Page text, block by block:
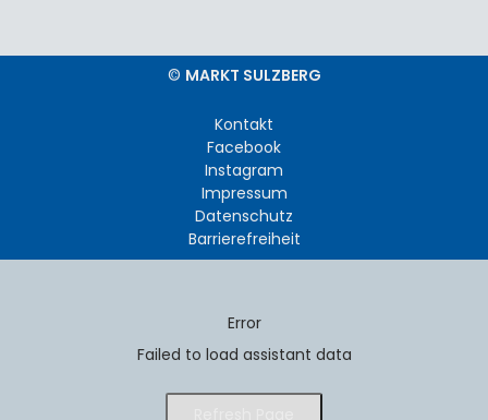
© MARKT SULZBERG
Kontakt
Facebook
Instagram
Impressum
Datenschutz
Barrierefreiheit
Error
Failed to load assistant data